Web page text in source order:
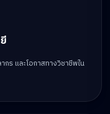
กร และโอกาสทางวิชาชีพใน